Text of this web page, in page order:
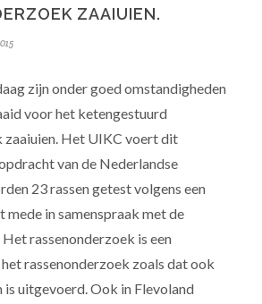
ZAAIUIEN.
zijn onder goed omstandigheden
voor het ketengestuurd
zaaiuien. Het UIKC voert dit
van de Nederlandse
23 rassen getest volgens een
in samenspraak met de
rassenonderzoek is een
rassenonderzoek zoals dat ook
is uitgevoerd. Ook in Flevoland